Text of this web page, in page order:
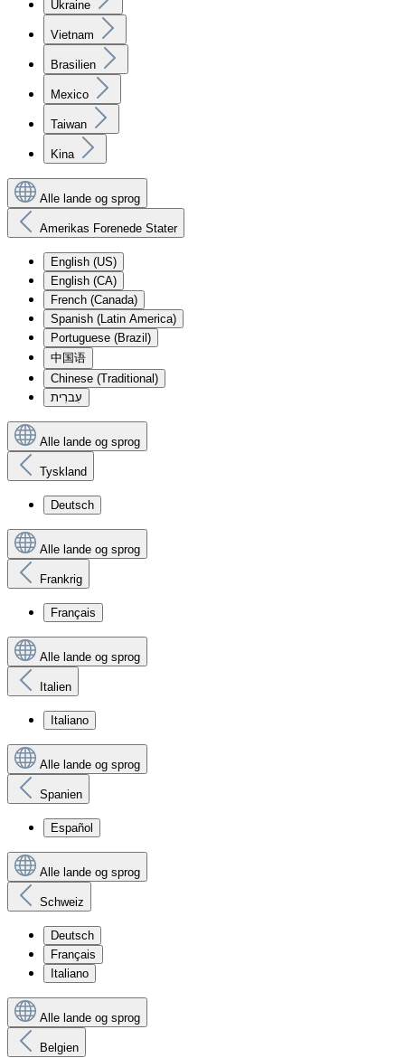
Ukraine
Vietnam
Brasilien
Mexico
Taiwan
Kina
Alle lande og sprog
Amerikas Forenede Stater
English (US)
English (CA)
French (Canada)
Spanish (Latin America)
Portuguese (Brazil)
中国语
Chinese (Traditional)
עִברִית
Alle lande og sprog
Tyskland
Deutsch
Alle lande og sprog
Frankrig
Français
Alle lande og sprog
Italien
Italiano
Alle lande og sprog
Spanien
Español
Alle lande og sprog
Schweiz
Deutsch
Français
Italiano
Alle lande og sprog
Belgien